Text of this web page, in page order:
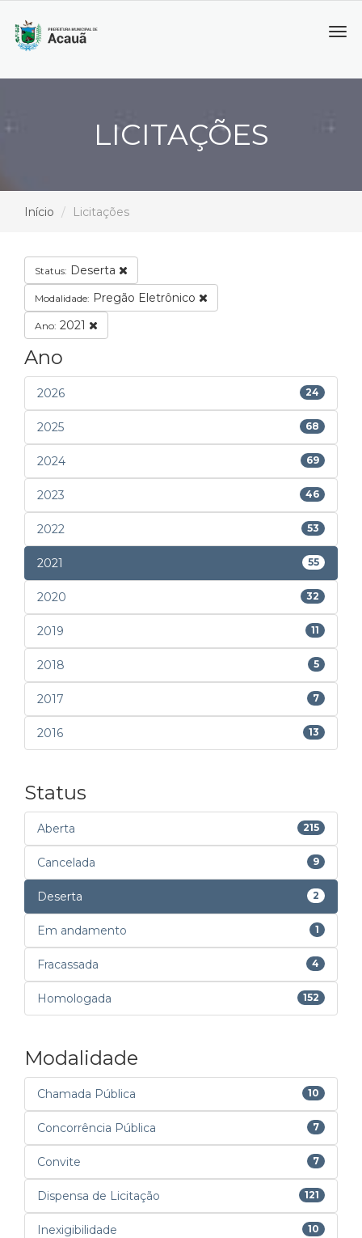
LICITAÇÕES
Início Licitações
Status: Deserta
Modalidade: Pregão Eletrônico
Ano: 2021
Ano
2026 24
2025 68
2024 69
2023 46
2022 53
2021 55
2020 32
2019 11
2018 5
2017 7
2016 13
Status
Aberta 215
Cancelada 9
Deserta 2
Em andamento 1
Fracassada 4
Homologada 152
Modalidade
Chamada Pública 10
Concorrência Pública 7
Convite 7
Dispensa de Licitação 121
Inexigibilidade 10